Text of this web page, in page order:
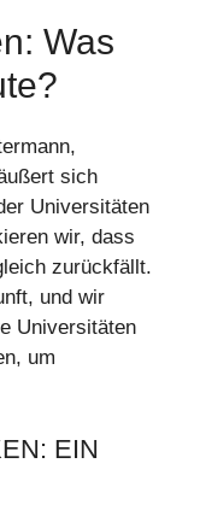
Was
sich
Universitäten
wir, dass
zurückfällt.
und wir
Universitäten
um
EIN